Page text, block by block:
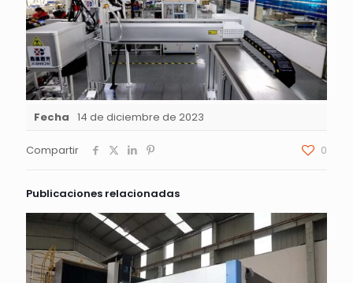
Fecha 14 de diciembre de 2023
Compartir 0
Publicaciones relacionadas